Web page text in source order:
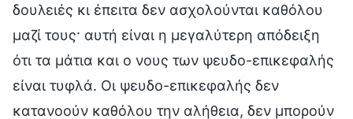
δουλειές κι έπειτα δεν ασχολούνται καθόλου
μαζί τους· αυτή είναι η μεγαλύτερη απόδειξη
ότι τα μάτια και ο νους των ψευδο-επικεφαλής
είναι τυφλά. Οι ψευδο-επικεφαλής δεν
κατανοούν καθόλου την αλήθεια, δεν μπορούν